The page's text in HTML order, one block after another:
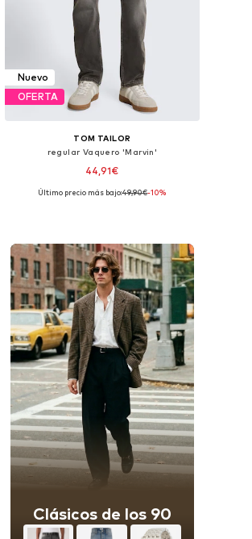
Nuevo
OFERTA
TOM TAILOR
regular Vaquero 'Marvin'
44,91€
Disponible en muchas tallas
Último precio más bajo:49,90€-10%
Clásicos de los 90